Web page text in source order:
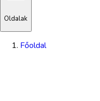
Oldalak
Főoldal